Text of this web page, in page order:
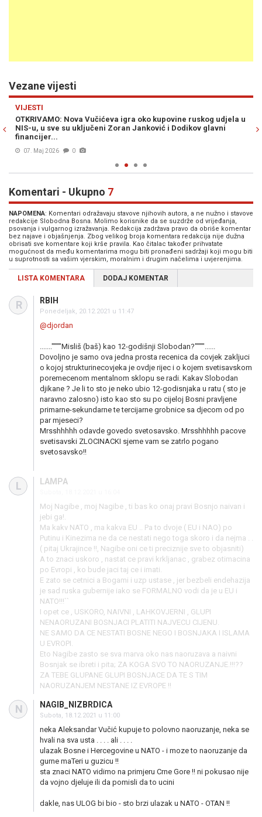
Vezane vijesti
VIJESTI
OTKRIVAMO: Nova Vučićeva igra oko kupovine ruskog udjela u
NIS-u, u sve su uključeni Zoran Janković i Dodikov glavni
financijer...
07. Maj 2026 0
Komentari - Ukupno 7
NAPOMENA: Komentari odražavaju stavove njihovih autora, a ne nužno i stavove
redakcije Slobodna Bosna. Molimo korisnike da se suzdrže od vrijeđanja,
psovanja i vulgarnog izražavanja. Redakcija zadržava pravo da obriše komentar
bez najave i objašnjenja. Zbog velikog broja komentara redakcija nije dužna
obrisati sve komentare koji krše pravila. Kao čitalac također prihvatate
mogućnost da među komentarima mogu biti pronađeni sadržaji koji mogu biti
u suprotnosti sa vašim vjerskim, moralnim i drugim načelima i uvjerenjima.
LISTA KOMENTARA DODAJ KOMENTAR
R RBIH
Ponedeljak, 20.12.2021 u 11:47
@djordan
.......""""Misliš (baš) kao 12-godišnji Slobodan?""""......
Dovoljno je samo ova jedna prosta recenica da covjek zakljuci
o kojoj strukturinecovjeka je ovdje rijec i o kojem svetisavskom
poremecenom mentalnom sklopu se radi. Kakav Slobodan
djikane ? Je li to sto je neko ubio 12-godisnjaka u ratu ( sto je
naravno zalosno) isto kao sto su po cijeloj Bosni pravljene
primarne-sekundarne te tercijarne grobnice sa djecom od po
par mjeseci?
Mrsshhhhh odavde govedo svetosavsko. Mrsshhhhh pacove
svetisavski ZLOCINACKI sjeme vam se zatrlo pogano
svetosavsko!!
L LAMPA
Moj Nagibe , moj Nagibe , ti bas ko onaj pravi Bosnjo naivan i
jebi ga!.
Ma kakv NATO , ma kakva EU .. Pa to dvoje ( EU i NAO) po
Putinu i Kinezima ne da ce nestati nego toga skoro i da nejma . .
( pitaj Ukrajince !!, Nagibe oni ce ti preciznije sve to objasniti)
A to znaci uskoro , nastat ce pravi krkljanac , grabez otimacina
po Evropi , ko bude jaci taj ce i imati.
E zato se cetnici a Bogami i uzp ustase , jer bezbeli endehazija
je sad ruska gubernije iako se FORMALNO vodi da je u EU i
NATO!!!``
I opet ce , USKORO, NAIVNI , LAHKOVJERNI , GLUPI
NENAORUZANI BOSNJACI PLATITI NAJVECU CIJENU.
NE SAMO DA CE NESTATI BOSNE NEGO I BOSNJAKA I ISLAMA
U EVROPI.
Eto Nagibe zasto se sva marva oko nas naoruzava a naivni
Bosnjak se ibreti i pita; ZA KOGA SVO TO NAORUZANJE.!!!??
ZA TEBE GLUPANE GLUPI BOSNJACE DA TE S TIM
NAORUZANJEM NESTANE IZ EVROPE !!
N NAGIB_NIZBRDICA
Subota, 18.12.2021 u 11:00
neka Aleksandar Vučić kupuje to polovno naoruzanje, neka se
hvali na sva usta . . . . ali . . . .
ulazak Bosne i Hercegovine u NATO - i moze to naoruzanje da
gurne maTeri u guzicu !!
sta znaci NATO vidimo na primjeru Crne Gore !! ni pokusao nije
da vojno djeluje ili da pomisli da to ucini
dakle, nas ULOG bi bio - sto brzi ulazak u NATO - OTAN !!